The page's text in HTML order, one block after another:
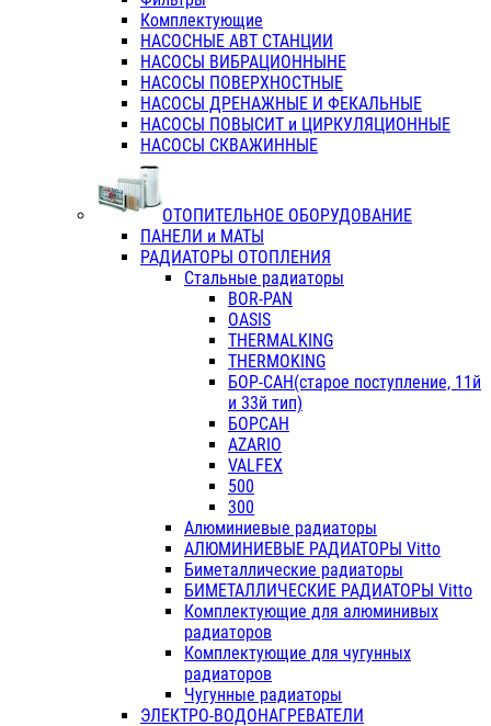
Комплектующие
НАСОСНЫЕ АВТ СТАНЦИИ
НАСОСЫ ВИБРАЦИОННЫНЕ
НАСОСЫ ПОВЕРХНОСТНЫЕ
НАСОСЫ ДРЕНАЖНЫЕ И ФЕКАЛЬНЫЕ
НАСОСЫ ПОВЫСИТ и ЦИРКУЛЯЦИОННЫЕ
НАСОСЫ СКВАЖИННЫЕ
ОТОПИТЕЛЬНОЕ ОБОРУДОВАНИЕ
ПАНЕЛИ и МАТЫ
РАДИАТОРЫ ОТОПЛЕНИЯ
Стальные радиаторы
BOR-PAN
OASIS
THERMALKING
THERMOKING
БОР-САН(старое поступление, 11й
и 33й тип)
БОРСАН
AZARIO
VALFEX
500
300
Алюминиевые радиаторы
АЛЮМИНИЕВЫЕ РАДИАТОРЫ Vitto
Биметаллические радиаторы
БИМЕТАЛЛИЧЕСКИЕ РАДИАТОРЫ Vitto
Комплектующие для алюминивых
радиаторов
Комплектующие для чугунных
радиаторов
Чугунные радиаторы
ЭЛЕКТРО-ВОДОНАГРЕВАТЕЛИ